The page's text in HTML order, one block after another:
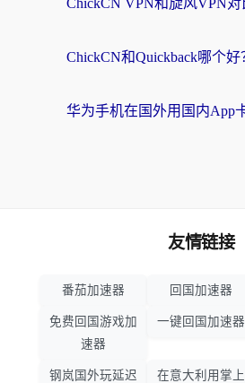
友情链接
番茄加速器 回国加速器
免费回国游戏加
速器
一键回国加速器
钢岚国外玩延迟 在意大利用掌上